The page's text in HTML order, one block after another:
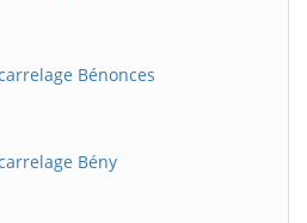
Bénonces
Bény